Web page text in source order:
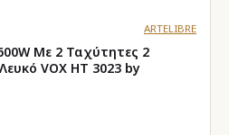
ARTELIBRE
Με 2 Ταχύτητες 2
VOX HT 3023 by